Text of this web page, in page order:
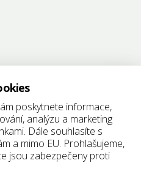
poskytnete informace,
analýzu a marketing
Dále souhlasíte s
a mimo EU. Prohlašujeme,
jsou zabezpečeny proti